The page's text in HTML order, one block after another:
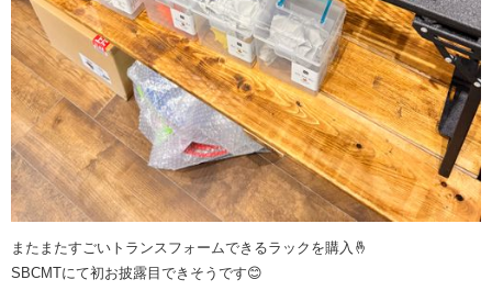
またまたすごいトランスフォームできるラックを購入🤞
SBCMTにて初お披露目できそうです😊